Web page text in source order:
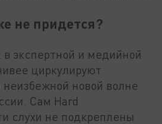
не придется?
экспертной и медийной
циркулируют
неизбежной новой волне
Сам Hard
слухи не подкреплены